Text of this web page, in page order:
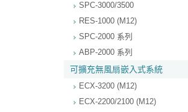
SPC-3000/3500
RES-1000 (M12)
SPC-2000 系列
ABP-2000 系列
可擴充無風扇嵌入式系統
ECX-3200 (M12)
ECX-2200/2100 (M12)